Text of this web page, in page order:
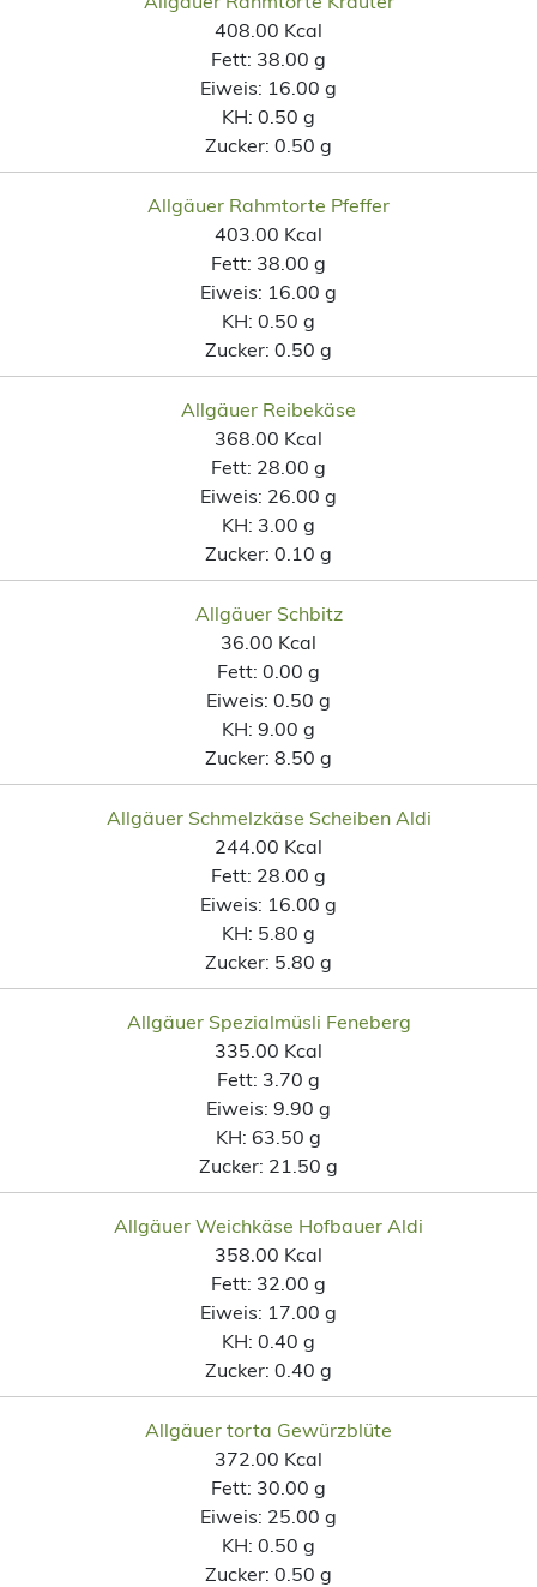
408.00 Kcal
Fett: 38.00 g
Eiweis: 16.00 g
KH: 0.50 g
Zucker: 0.50 g
Allgäuer Rahmtorte Pfeffer
403.00 Kcal
Fett: 38.00 g
Eiweis: 16.00 g
KH: 0.50 g
Zucker: 0.50 g
Allgäuer Reibekäse
368.00 Kcal
Fett: 28.00 g
Eiweis: 26.00 g
KH: 3.00 g
Zucker: 0.10 g
Allgäuer Schbitz
36.00 Kcal
Fett: 0.00 g
Eiweis: 0.50 g
KH: 9.00 g
Zucker: 8.50 g
Allgäuer Schmelzkäse Scheiben Aldi
244.00 Kcal
Fett: 28.00 g
Eiweis: 16.00 g
KH: 5.80 g
Zucker: 5.80 g
Allgäuer Spezialmüsli Feneberg
335.00 Kcal
Fett: 3.70 g
Eiweis: 9.90 g
KH: 63.50 g
Zucker: 21.50 g
Allgäuer Weichkäse Hofbauer Aldi
358.00 Kcal
Fett: 32.00 g
Eiweis: 17.00 g
KH: 0.40 g
Zucker: 0.40 g
Allgäuer torta Gewürzblüte
372.00 Kcal
Fett: 30.00 g
Eiweis: 25.00 g
KH: 0.50 g
Zucker: 0.50 g